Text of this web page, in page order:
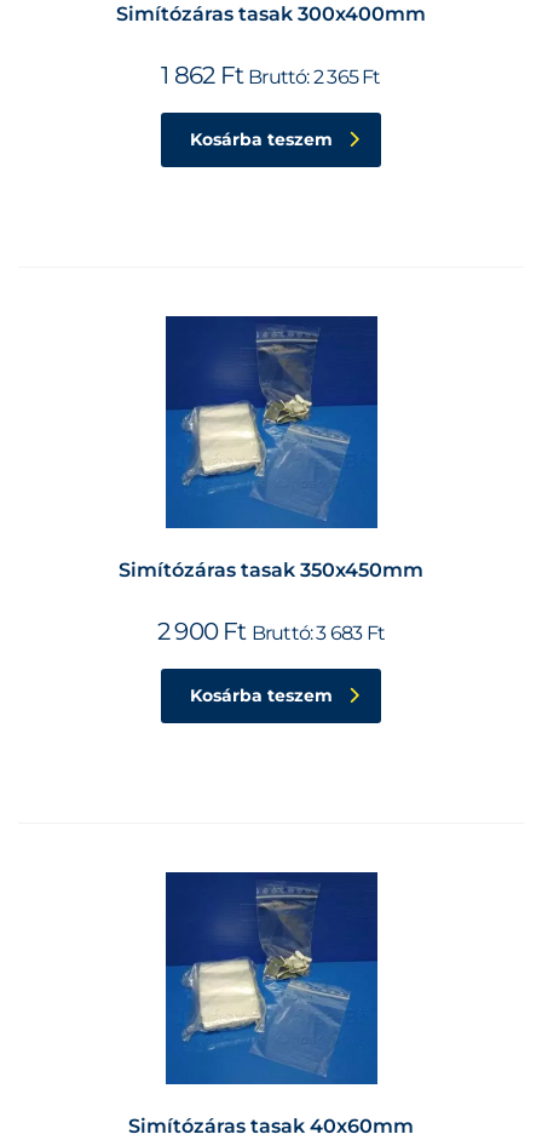
Simítózáras tasak 300x400mm
1 862 Ft Bruttó:2 365Ft
Kosárba teszem
Simítózáras tasak 350x450mm
2 900 Ft Bruttó:3 683 Ft
Kosárba teszem
Simítózáras tasak 40x60mm